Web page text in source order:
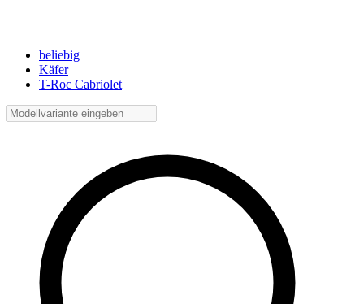
beliebig
Käfer
T-Roc Cabriolet